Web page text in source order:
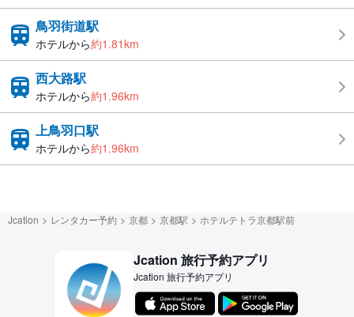
鳥羽街道駅
ホテルから約1.81km
西大路駅
ホテルから約1.96km
上鳥羽口駅
ホテルから約1.96km
Jcation レンタカー予約 京都 京都駅 ホテルテトラ京都駅前
Jcation 旅行予約アプリ
Jcation 旅行予約アプリ